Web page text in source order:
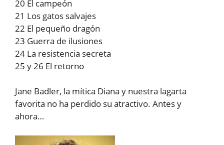
20 El campeón
21 Los gatos salvajes
22 El pequeño dragón
23 Guerra de ilusiones
24 La resistencia secreta
25 y 26 El retorno
Jane Badler, la mítica Diana y nuestra lagarta
favorita no ha perdido su atractivo. Antes y
ahora…